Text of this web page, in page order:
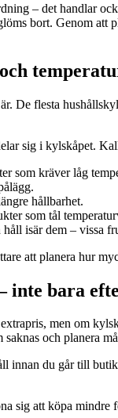
– det handlar
bort. Genom att
De flesta
sig i kylskåpet.
som kräver låg
hållbarhet.
som tål
isär dem – vissa
att planera hur
inte bara
men om
och planera
innan du går till
sig att köpa